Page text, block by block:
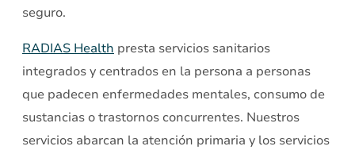
seguro.
RADIAS Health presta servicios sanitarios
integrados y centrados en la persona a personas
que padecen enfermedades mentales, consumo de
sustancias o trastornos concurrentes. Nuestros
servicios abarcan la atención primaria y los servicios